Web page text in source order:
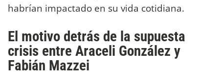
habrían impactado en su vida cotidiana.
El motivo detrás de la supuesta
crisis entre Araceli González y
Fabián Mazzei